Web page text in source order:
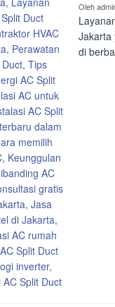
Oleh
Jakarta
di